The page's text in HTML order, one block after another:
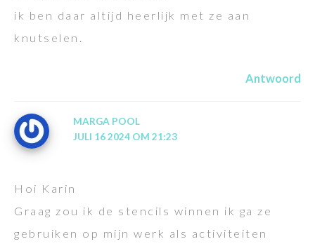
ik ben daar altijd heerlijk met ze aan
knutselen.
Antwoord
MARGA POOL
JULI 16 2024 OM 21:23
Hoi Karin
Graag zou ik de stencils winnen ik ga ze
gebruiken op mijn werk als activiteiten